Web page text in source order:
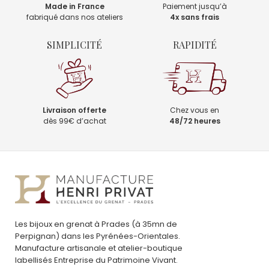
Made in France
fabriqué dans nos ateliers
Paiement jusqu’à
4x sans frais
SIMPLICITÉ
Livraison offerte
dès 99€ d’achat
RAPIDITÉ
Chez vous en
48/72 heures
Les bijoux en grenat à Prades (à 35mn de
Perpignan) dans les Pyrénées-Orientales.
Manufacture artisanale et atelier-boutique
labellisés Entreprise du Patrimoine Vivant.